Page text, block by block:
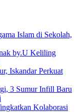
Islam di Sekolah,
by.U Keliling
Iskandar Perkuat
3 Sumur Infill Baru
Kolaborasi